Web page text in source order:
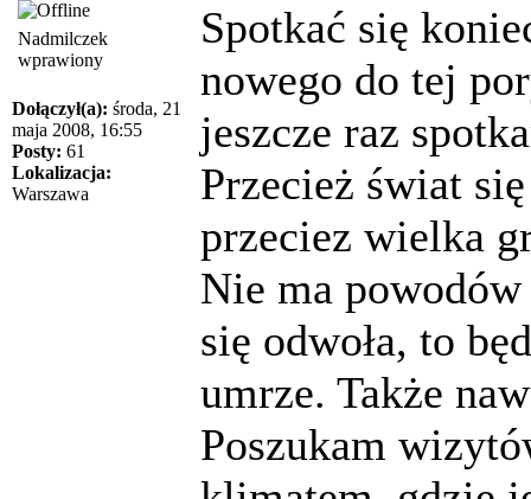
Nadmilczek
wprawiony
Dołączył(a): środa, 21
maja 2008, 16:55
Posty: 61
Lokalizacja:
Warszawa
Spotkać się
nowego do tej
jeszcze raz
Przecież świat
przeciez wielka
Nie ma powodów
się odwoła, to
umrze. Także
Poszukam